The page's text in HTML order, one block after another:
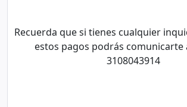
Recuerda que si tienes cualquier
estos pagos podrás comunicarte
3108043914